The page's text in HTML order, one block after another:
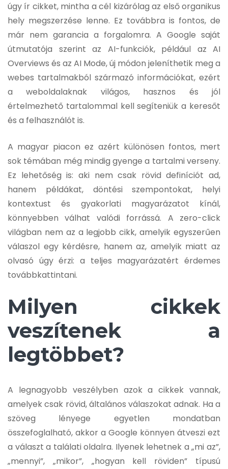
úgy ír cikket, mintha a cél kizárólag az első organikus
hely megszerzése lenne. Ez továbbra is fontos, de
már nem garancia a forgalomra. A Google saját
útmutatója szerint az AI-funkciók, például az AI
Overviews és az AI Mode, új módon jeleníthetik meg a
webes tartalmakból származó információkat, ezért
a weboldalaknak világos, hasznos és jól
értelmezhető tartalommal kell segíteniük a keresőt
és a felhasználót is.
A magyar piacon ez azért különösen fontos, mert
sok témában még mindig gyenge a tartalmi verseny.
Ez lehetőség is: aki nem csak rövid definíciót ad,
hanem példákat, döntési szempontokat, helyi
kontextust és gyakorlati magyarázatot kínál,
könnyebben válhat valódi forrássá. A zero-click
világban nem az a legjobb cikk, amelyik egyszerűen
válaszol egy kérdésre, hanem az, amelyik miatt az
olvasó úgy érzi: a teljes magyarázatért érdemes
továbbkattintani.
Milyen cikkek
veszítenek a
legtöbbet?
A legnagyobb veszélyben azok a cikkek vannak,
amelyek csak rövid, általános válaszokat adnak. Ha a
szöveg lényege egyetlen mondatban
összefoglalható, akkor a Google könnyen átveszi ezt
a választ a találati oldalra. Ilyenek lehetnek a „mi az”,
„mennyi”, „mikor”, „hogyan kell röviden” típusú